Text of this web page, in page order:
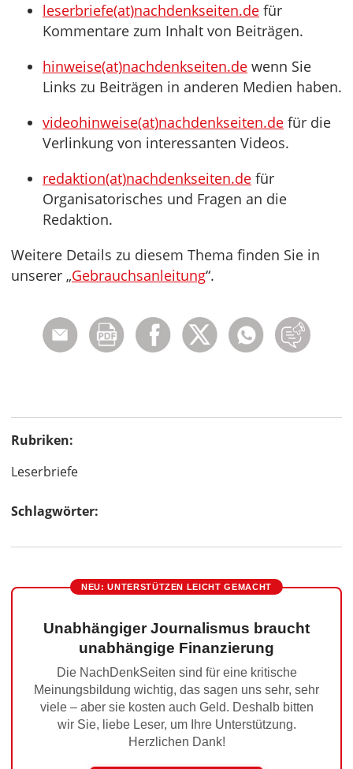
leserbriefe(at)nachdenkseiten.de für
Kommentare zum Inhalt von Beiträgen.
hinweise(at)nachdenkseiten.de wenn Sie
Links zu Beiträgen in anderen Medien haben.
videohinweise(at)nachdenkseiten.de für die
Verlinkung von interessanten Videos.
redaktion(at)nachdenkseiten.de für
Organisatorisches und Fragen an die
Redaktion.
Weitere Details zu diesem Thema finden Sie in
unserer „Gebrauchsanleitung“.
Rubriken:
Leserbriefe
Schlagwörter:
NEU: UNTERSTÜTZEN LEICHT GEMACHT
Unabhängiger Journalismus braucht
unabhängige Finanzierung
Die NachDenkSeiten sind für eine kritische
Meinungsbildung wichtig, das sagen uns sehr, sehr
viele – aber sie kosten auch Geld. Deshalb bitten
wir Sie, liebe Leser, um Ihre Unterstützung.
Herzlichen Dank!